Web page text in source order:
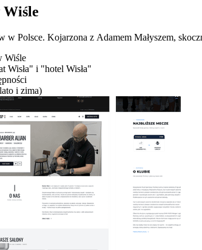
Wiśle
w Polsce. Kojarzona z Adamem Małyszem,
Wiśle
Wisła" i "hotel Wisła"
i zima)